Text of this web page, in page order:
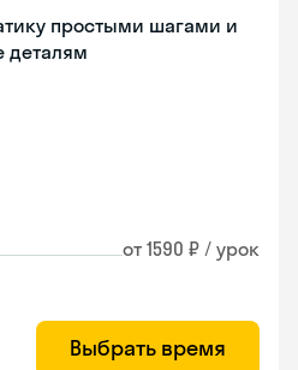
простыми шагами и
деталям
от 1590 ₽ / урок
Выбрать время